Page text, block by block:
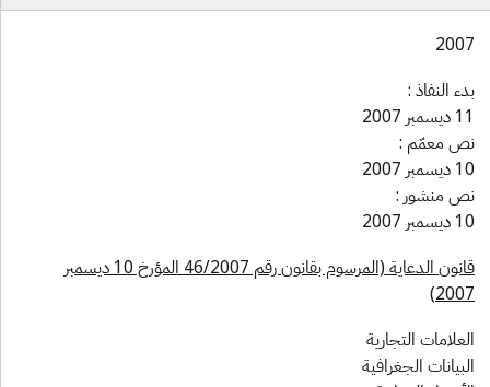
النفاذ :
معمّم :
منشور :
قانون الدعاية (المرسوم بقانون رقم 46/2007 المؤرخ 10 ديسمبر
التجارية
الجغرافية